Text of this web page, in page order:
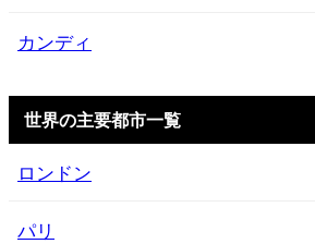
カンディ
世界の主要都市一覧
ロンドン
パリ